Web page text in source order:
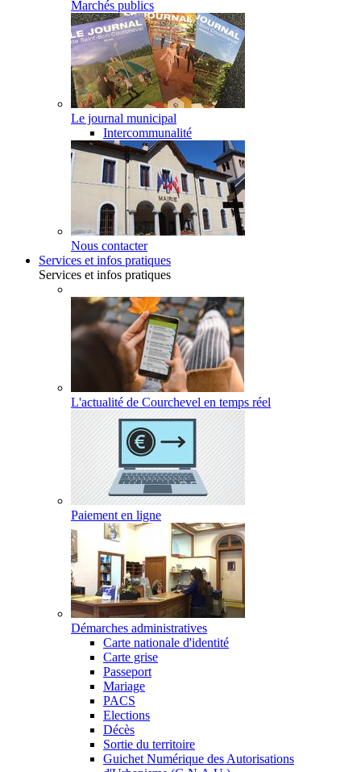
Marchés publics
Le journal municipal
Intercommunalité
Nous contacter
Services et infos pratiques
Services et infos pratiques
L'actualité de Courchevel en temps réel
Paiement en ligne
Démarches administratives
Carte nationale d'identité
Carte grise
Passeport
Mariage
PACS
Elections
Décès
Sortie du territoire
Guichet Numérique des Autorisations